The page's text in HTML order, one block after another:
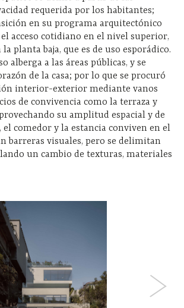
requerida por los habitantes;
en su programa arquitectónico
acceso cotidiano en el nivel superior,
planta baja, que es de uso esporádico.
alberga a las áreas públicas, y se
de la casa; por lo que se procuró
interior-exterior mediante vanos
de convivencia como la terraza y
su amplitud espacial y de
el comedor y la estancia conviven en el
barreras visuales, pero se delimitan
un cambio de texturas, materiales